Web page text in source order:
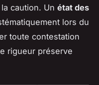
caution. Un état des
lors du
toute contestation
rigueur préserve